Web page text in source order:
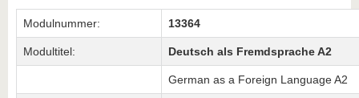
Modulnummer: 13364
Modultitel: Deutsch als Fremdsprache A2
German as a Foreign Language A2